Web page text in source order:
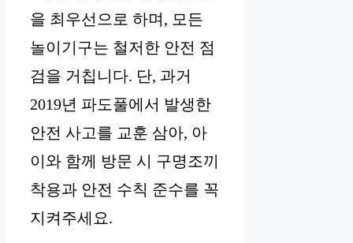
을 최우선으로 하며, 모든
놀이기구는 철저한 안전 점
검을 거칩니다. 단, 과거
2019년 파도풀에서 발생한
안전 사고를 교훈 삼아, 아
이와 함께 방문 시 구명조끼
착용과 안전 수칙 준수를 꼭
지켜주세요.